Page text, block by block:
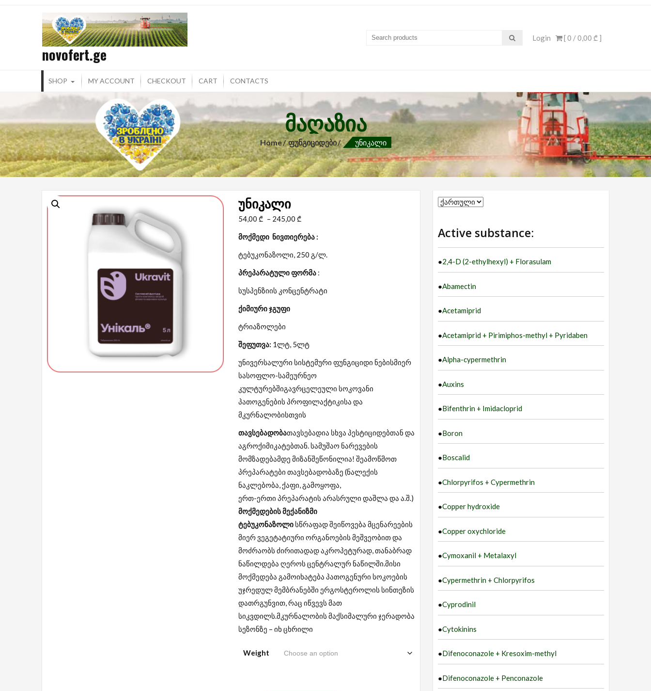
novofert.ge
[ 0 /0,00 ₾ ]
Login
SHOP MY ACCOUNT CHECKOUT CART CONTACTS
ᲛᲐᲦᲐᲖᲘᲐ
Home Ფუნგიციდები Უნიკალი
უნიკალი
54,00 ₾ – 245,00 ₾
მოქმედი ნივთიერება :
ტებუკონაზოლი, 250 გ/ლ.
პრეპარატული ფორმა :
სუსპენზიის კონცენტრატი
ქიმიურიჯგუფი
ტრიაზოლები
შეფუთვა: 1ლტ, 5ლტ
უნივერსალური სისტემური ფუნგიციდი ნებისმიერ
სასოფლო-სამეურნეო
კულტურებშიგავრცელეული სოკოვანი
პათოგენების პროფილაქტიკისა და
მკურნალობისთვის
თავსებადობათავსებადია სხვა პესტიციდებთან და
აგროქიმიკატებთან. სამუშაო ნარევების
მომზადებამდე მიზანშეწონილია! შეამოწმოთ
პრეპარატები თავსებადობაზე (ნალექის
ნაკლებობა, ქაფი, გამოყოფა,
ერთ-ერთი პრეპარატის არასრული დაშლა და ა.შ.)
მოქმედების მექანიზმი
ტებუკონაზოლი სწრაფად შეიწოვება მცენარეების
მიერ ვეგეტატიური ორგანოების მეშვეობით და
მოძრაობს ძირითადად აკროპეტურად, თანაბრად
ნაწილდება ღეროს ცენტრალურ ნაწილში.მისი
მოქმედება გამოიხატება პათოგენური სოკოების
უჯრედულ მემბრანებში ერგოსტეროლის სინთეზის
დათრგუნვით, რაც იწვევს მათ
სიკვდილს.მკურნალობის მაქსიმალური ჯერადობა
სეზონზე – იხ ცხრილი
Weight
Choose
language
Active substance:
●2,4-D (2-ethylhexyl) + Florasulam
●Abamectin
●Acetamiprid
●Acetamiprid + Pirimiphos-methyl + Pyridaben
●Alpha-cypermethrin
●Auxins
●Bifenthrin + Imidacloprid
●Boron
●Boscalid
●Chlorpyrifos + Cypermethrin
●Copper hydroxide
●Copper oxychloride
●Cymoxanil + Metalaxyl
●Cypermethrin + Chlorpyrifos
●Cyprodinil
●Cytokinins
●Difenoconazole + Kresoxim-methyl
●Difenoconazole + Penconazole